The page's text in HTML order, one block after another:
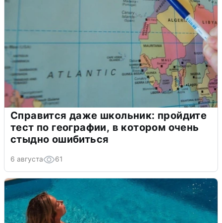
Справится даже школьник: пройдите
тест по географии, в котором очень
стыдно ошибиться
6 августа 61